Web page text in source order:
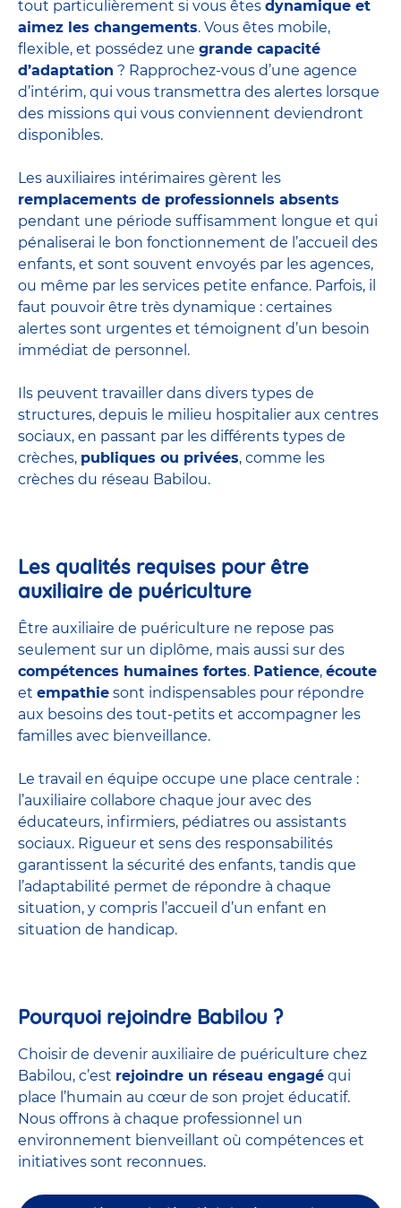
tout particulièrement si vous êtes dynamique et
aimez les changements. Vous êtes mobile,
flexible, et possédez une grande capacité
d’adaptation ? Rapprochez-vous d’une agence
d’intérim, qui vous transmettra des alertes lorsque
des missions qui vous conviennent deviendront
disponibles.
Les auxiliaires intérimaires gèrent les
remplacements de professionnels absents
pendant une période suffisamment longue et qui
pénaliserai le bon fonctionnement de l’accueil des
enfants, et sont souvent envoyés par les agences,
ou même par les services petite enfance. Parfois, il
faut pouvoir être très dynamique : certaines
alertes sont urgentes et témoignent d’un besoin
immédiat de personnel.
Ils peuvent travailler dans divers types de
structures, depuis le milieu hospitalier aux centres
sociaux, en passant par les différents types de
crèches, publiques ou privées, comme les
crèches du réseau Babilou.
Les qualités requises pour être
auxiliaire de puériculture
Être auxiliaire de puériculture ne repose pas
seulement sur un diplôme, mais aussi sur des
compétences humaines fortes. Patience, écoute
et empathie sont indispensables pour répondre
aux besoins des tout-petits et accompagner les
familles avec bienveillance.
Le travail en équipe occupe une place centrale :
l’auxiliaire collabore chaque jour avec des
éducateurs, infirmiers, pédiatres ou assistants
sociaux. Rigueur et sens des responsabilités
garantissent la sécurité des enfants, tandis que
l’adaptabilité permet de répondre à chaque
situation, y compris l’accueil d’un enfant en
situation de handicap.
Pourquoi rejoindre Babilou ?
Choisir de devenir auxiliaire de puériculture chez
Babilou, c’est rejoindre un réseau engagé qui
place l’humain au cœur de son projet éducatif.
Nous offrons à chaque professionnel un
environnement bienveillant où compétences et
initiatives sont reconnues.